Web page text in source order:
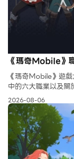
《瑪奇Mobile》
《瑪奇Mobile》遊
中的六大職業以及關
2026-08-06